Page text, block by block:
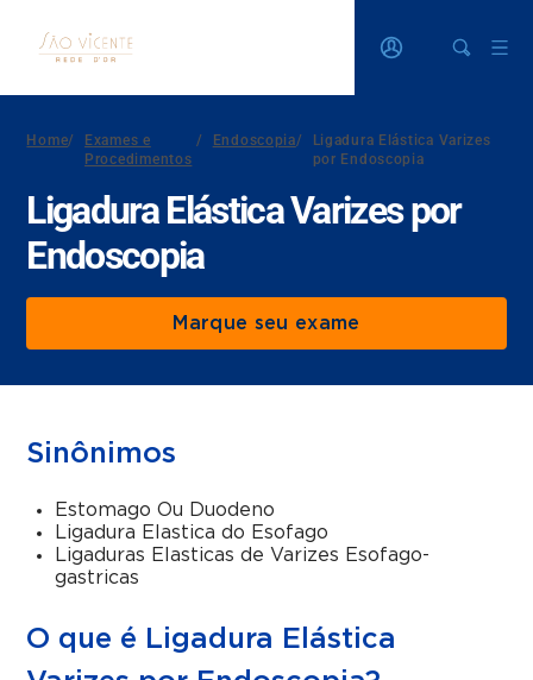
Home/
Exames e
Procedimentos
/ Endoscopia/
Ligadura Elástica Varizes
por Endoscopia
Ligadura Elástica Varizes por
Endoscopia
Marque seu exame
Sinônimos
Estomago Ou Duodeno
Ligadura Elastica do Esofago
Ligaduras Elasticas de Varizes Esofago-
gastricas
O que é Ligadura Elástica